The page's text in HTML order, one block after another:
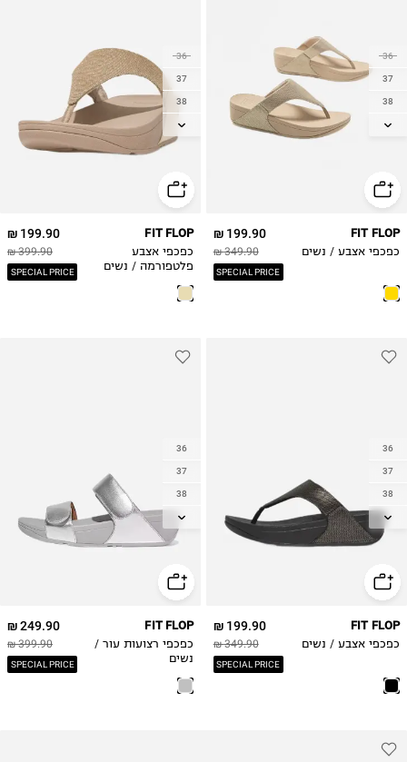
36
37
38
39
42
199.90 ₪
349.90 ₪
SPECIAL PRICE
FIT FLOP
כפכפי אצבע / נשים
36
37
38
39
42
199.90 ₪
399.90 ₪
SPECIAL PRICE
FIT FLOP
כפכפי אצבע
פלטפורמה / נשים
36
37
38
39
40
42
199.90 ₪
349.90 ₪
SPECIAL PRICE
FIT FLOP
כפכפי אצבע / נשים
36
37
38
39
42
249.90 ₪
399.90 ₪
SPECIAL PRICE
FIT FLOP
כפכפי רצועות עור /
נשים